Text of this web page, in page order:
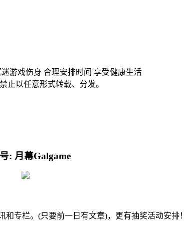
游戏伤身 合理安排时间 享受健康生活
止以任意形式转载、分发。
: 月幕Galgame
和专栏。(只要前一日有文章)，更有抽奖活动安排！